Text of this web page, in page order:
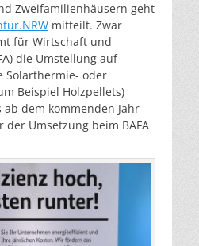
Zweifamilienhäusern geht
mitteilt. Zwar
für Wirtschaft und
die Umstellung auf
Solarthermie- oder
Beispiel Holzpellets)
dem kommenden Jahr
Umsetzung beim BAFA